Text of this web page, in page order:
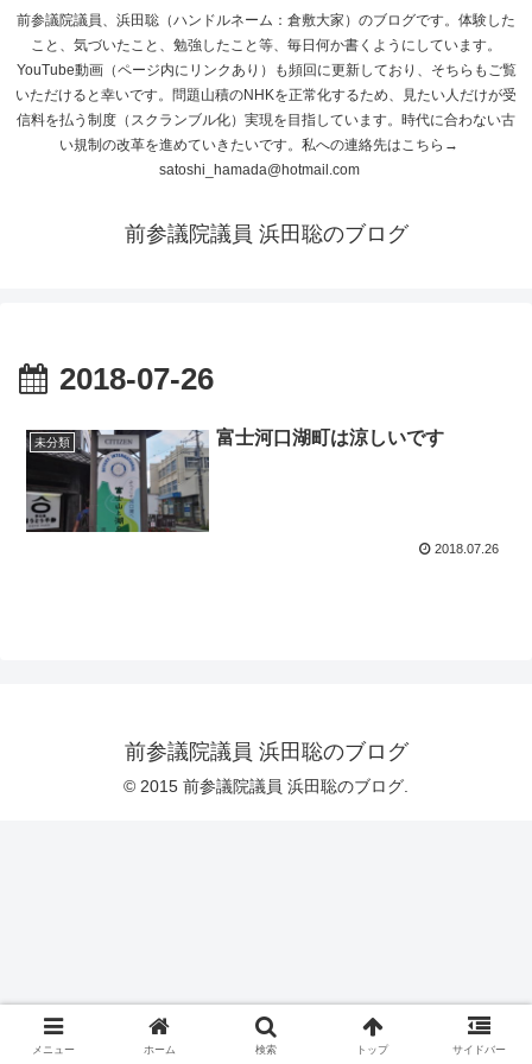
前参議院議員、浜田聡（ハンドルネーム：倉敷大家）のブログです。体験した
こと、気づいたこと、勉強したこと等、毎日何か書くようにしています。
YouTube動画（ページ内にリンクあり）も頻回に更新しており、そちらもご覧
いただけると幸いです。問題山積のNHKを正常化するため、見たい人だけが受
信料を払う制度（スクランブル化）実現を目指しています。時代に合わない古
い規制の改革を進めていきたいです。私への連絡先はこちら→
satoshi_hamada@hotmail.com
前参議院議員 浜田聡のブログ
2018-07-26
未分類 富士河口湖町は涼しいです
2018.07.26
前参議院議員 浜田聡のブログ
© 2015 前参議院議員 浜田聡のブログ.
メニュー ホーム 検索 トップ サイドバー